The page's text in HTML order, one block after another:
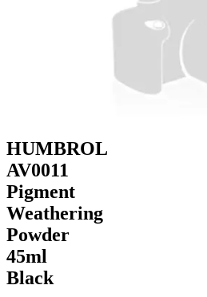
HUMBROL
AV0011
Pigment
Weathering
Powder
45ml
Black